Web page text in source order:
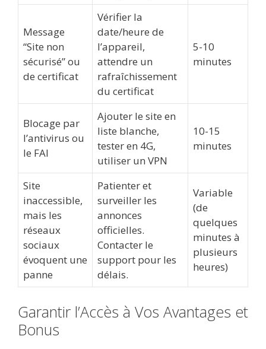
Message
“Site non
sécurisé” ou
de certificat
Vérifier la
date/heure de
l’appareil,
attendre un
rafraîchissement
du certificat
5-10
minutes
Blocage par
l’antivirus ou
le FAI
Ajouter le site en
liste blanche,
tester en 4G,
utiliser un VPN
10-15
minutes
Site
inaccessible,
mais les
réseaux
sociaux
évoquent une
panne
Patienter et
surveiller les
annonces
officielles.
Contacter le
support pour les
délais.
Variable
(de
quelques
minutes à
plusieurs
heures)
Garantir l’Accès à Vos Avantages et
Bonus